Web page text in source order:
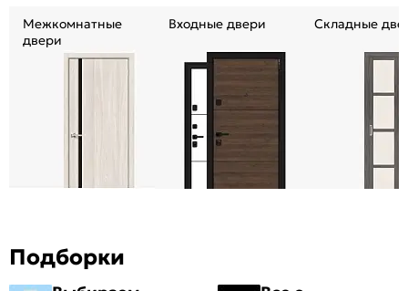
Межкомнатные
двери
Входные двери Складные
Подборки